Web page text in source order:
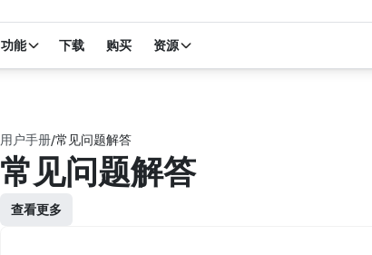
用户手册/常见问题解答
常见问题解答
查看更多
功能 下载 购买 资源